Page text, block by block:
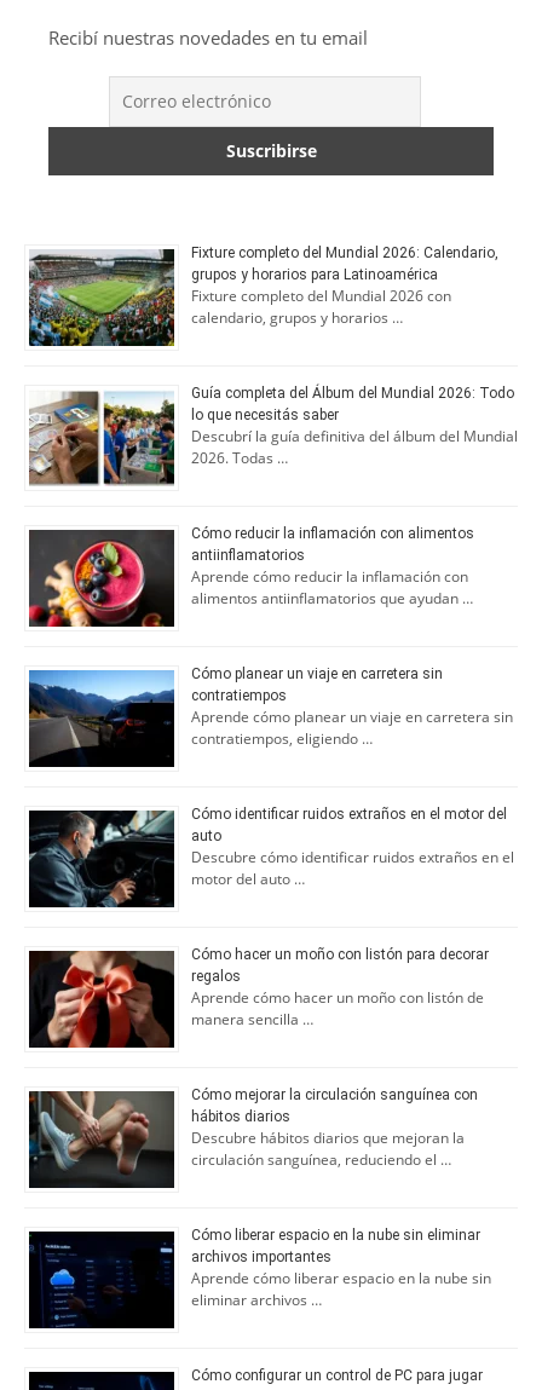
Recibí nuestras novedades en tu email
Fixture completo del Mundial 2026: Calendario,
grupos y horarios para Latinoamérica
Fixture completo del Mundial 2026 con
calendario, grupos y horarios …
Guía completa del Álbum del Mundial 2026: Todo
lo que necesitás saber
Descubrí la guía definitiva del álbum del Mundial
2026. Todas …
Cómo reducir la inflamación con alimentos
antiinflamatorios
Aprende cómo reducir la inflamación con
alimentos antiinflamatorios que ayudan …
Cómo planear un viaje en carretera sin
contratiempos
Aprende cómo planear un viaje en carretera sin
contratiempos, eligiendo …
Cómo identificar ruidos extraños en el motor del
auto
Descubre cómo identificar ruidos extraños en el
motor del auto …
Cómo hacer un moño con listón para decorar
regalos
Aprende cómo hacer un moño con listón de
manera sencilla …
Cómo mejorar la circulación sanguínea con
hábitos diarios
Descubre hábitos diarios que mejoran la
circulación sanguínea, reduciendo el …
Cómo liberar espacio en la nube sin eliminar
archivos importantes
Aprende cómo liberar espacio en la nube sin
eliminar archivos …
Cómo configurar un control de PC para jugar